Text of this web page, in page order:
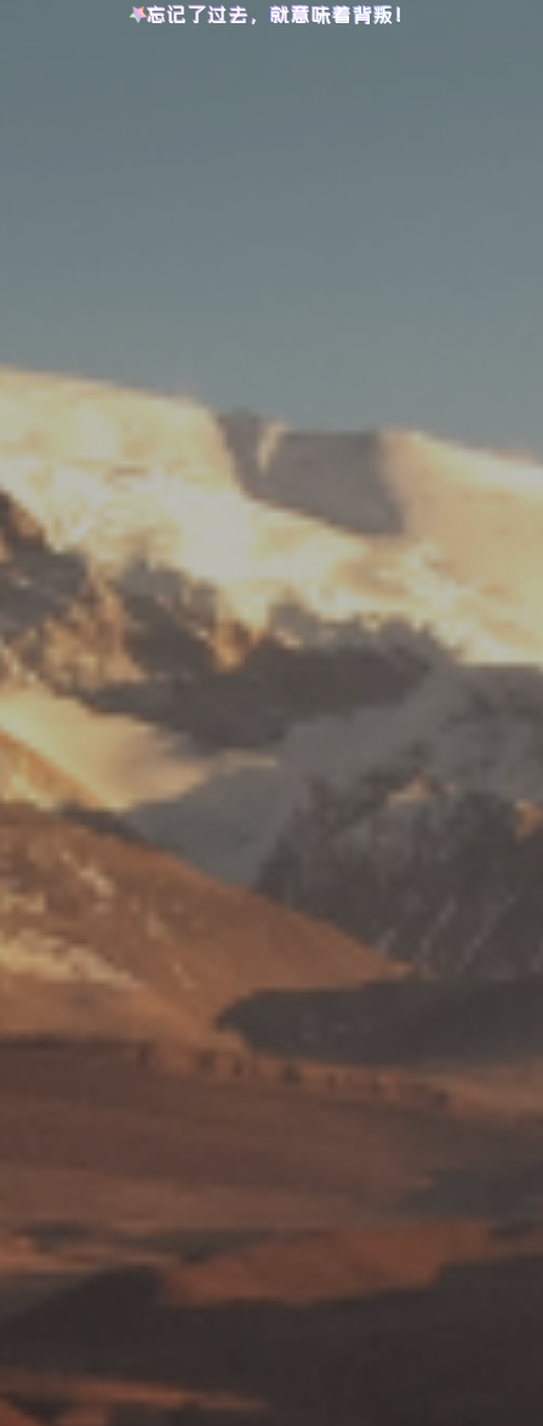
忘记了过去，就意味着背叛！